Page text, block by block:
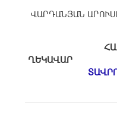
ՎԱՐԴԱՆՅԱՆ